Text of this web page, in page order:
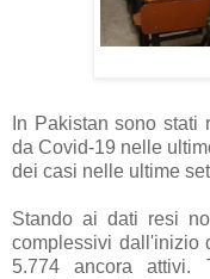
In Pakistan sono
da Covid-19 nelle
dei casi nelle ultime
Stando ai dati resi
complessivi dall'inizio
5.774 ancora